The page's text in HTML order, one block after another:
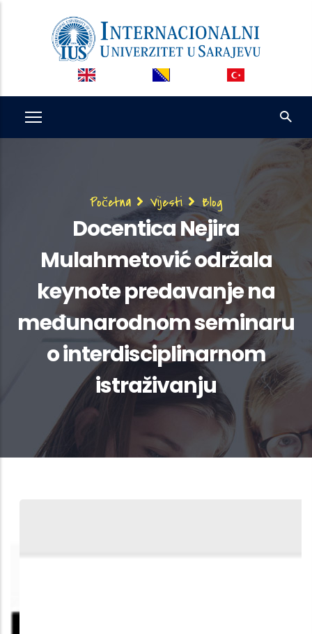
Breadcrumb
Početna Vijesti Blog
Docentica Nejira
Mulahmetović održala
keynote predavanje na
međunarodnom seminaru
o interdisciplinarnom
istraživanju